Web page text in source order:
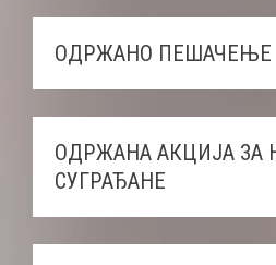
ОДРЖАНО ПЕШАЧЕЊЕ
ОДРЖАНА АКЦИЈА ЗА
СУГРАЂАНЕ